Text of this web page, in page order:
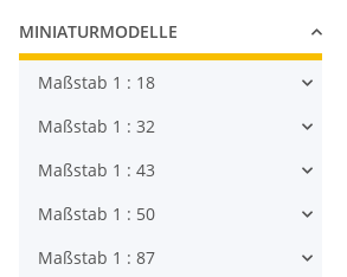
MINIATURMODELLE
Maßstab 1 : 18
Maßstab 1 : 32
Maßstab 1 : 43
Maßstab 1 : 50
Maßstab 1 : 87